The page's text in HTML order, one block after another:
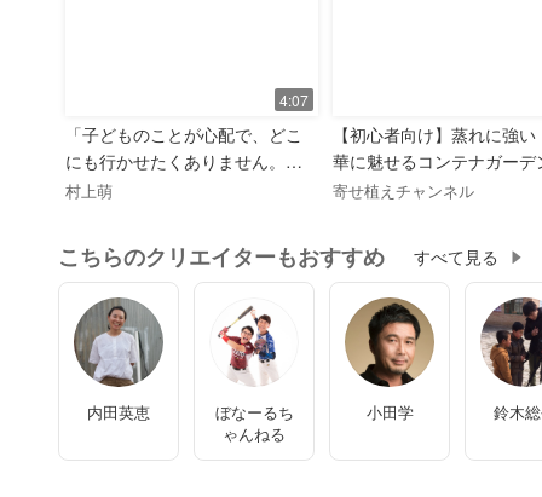
【こたえます】
お悩みをお送りいただきありがとうございます。
気持ちよくお金をつかいたいと思っていたとしても、
計シーンは緊張しますよね…。
（私も学生時代に付き合っていた方が新社会人で、出
ず、だけど少しずつ選ぶお店も変わって来て…、と、
たが、お会計の度に毎度緊張していたのを思い出しま
4:07
「子どものことが心配で、どこ
にも行かせたくありません。」
｜村上萌のお悩み相談室
村上萌
【初心者向け】蒸れに強い
華に魅せるコンテナガーデ
お花だけの寄せ植え♪
寄せ植えチャンネル
こちらのクリエイターもおすすめ すべて見る
内田英恵
ぼなーるち
ゃんねる
小田学 鈴木